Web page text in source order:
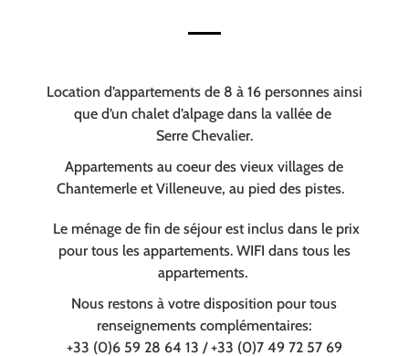
Location d’appartements de 8 à 16 personnes ainsi
que d’un chalet d’alpage dans la vallée de
Serre Chevalier.
Appartements au coeur des vieux villages de
Chantemerle et Villeneuve, au pied des pistes.
Le ménage de fin de séjour est inclus dans le prix
pour tous les appartements. WIFI dans tous les
appartements.
Nous restons à votre disposition pour tous
renseignements complémentaires:
+33 (0)6 59 28 64 13 / +33 (0)7 49 72 57 69